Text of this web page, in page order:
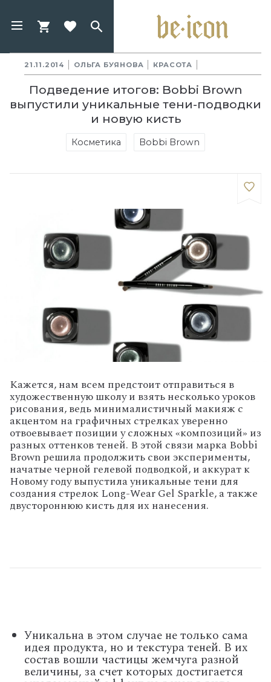
21.11.2014 ОЛЬГА БУЯНОВА КРАСОТА
Подведение итогов: Bobbi Brown
выпустили уникальные тени-подводки
и новую кисть
Косметика Bobbi Brown
Кажется, нам всем предстоит отправиться в
художественную школу и взять несколько уроков
рисования, ведь минималистичный макияж с
акцентом на графичных стрелках уверенно
отвоевывает позиции у сложных «композиций» из
разных оттенков теней. В этой связи марка Bobbi
Brown решила продолжить свои эксперименты,
начатые черной гелевой подводкой, и аккурат к
Новому году выпустила уникальные тени для
создания стрелок Long-Wear Gel Sparkle, а также
двустороннюю кисть для их нанесения.
Уникальна в этом случае не только сама
идея продукта, но и текстура теней. В их
состав вошли частицы жемчуга разной
величины, за счет которых достигается